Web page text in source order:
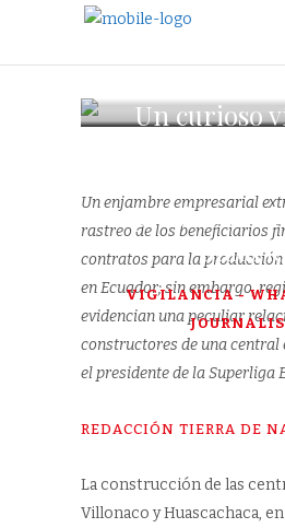
Un curioso
presidente
VIGILANCIA -
Un enjambre empresarial
rastreo de los beneficiarios
contratos para la producción
en Ecuador; sin embargo,
evidencian una peculiar
constructores de una central
el presidente de la Superliga
REDACCIÓN TIERRA DE
La construcción de las
Villonaco y Huascachaca,